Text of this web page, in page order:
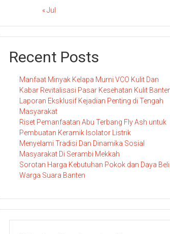
« Jul
Recent Posts
Manfaat Minyak Kelapa Murni VCO Kulit Dan
Kabar Revitalisasi Pasar Kesehatan Kulit
Laporan Eksklusif Kejadian Penting di Tengah
Masyarakat
Riset Pemanfaatan Abu Terbang Fly Ash untuk
Pembuatan Keramik Isolator Listrik
Menyelami Tradisi Dan Dinamika Sosial
Masyarakat Di Serambi Mekkah
Sorotan Harga Kebutuhan Pokok dan Daya Beli
Warga Suara Banten